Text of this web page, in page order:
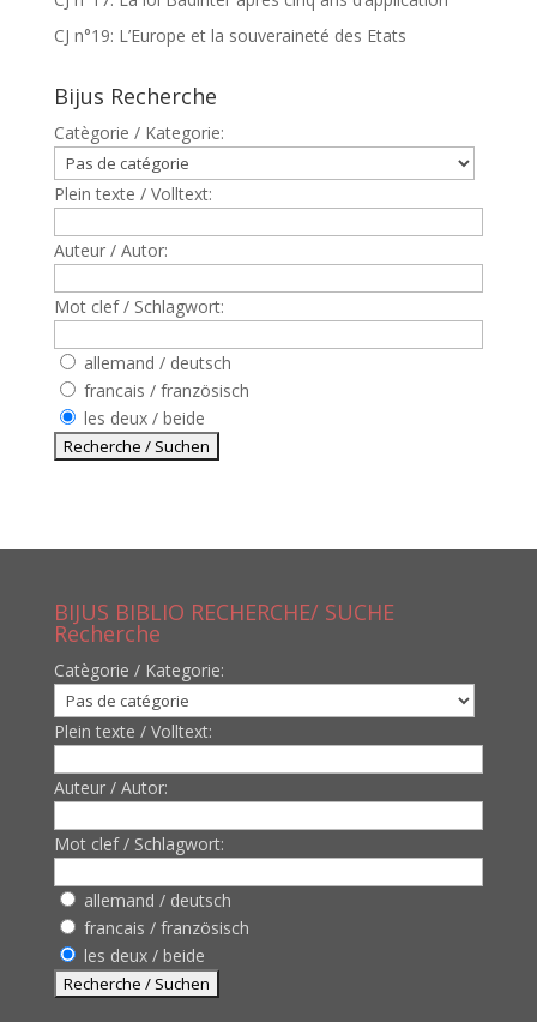
CJ n°19: L’Europe et la souveraineté des Etats
Bijus Recherche
Catègorie / Kategorie:
Plein texte / Volltext:
Auteur / Autor:
Mot clef / Schlagwort:
allemand / deutsch
francais / französisch
les deux / beide
BIJUS BIBLIO RECHERCHE/ SUCHE
Recherche
Catègorie / Kategorie:
Plein texte / Volltext:
Auteur / Autor:
Mot clef / Schlagwort:
allemand / deutsch
francais / französisch
les deux / beide